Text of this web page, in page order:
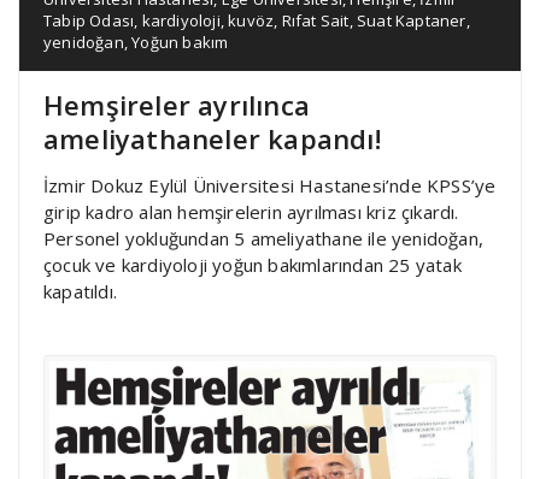
Tabip Odası, kardiyoloji,kuvöz, Rıfat Sait, Suat Kaptaner,
yenidoğan,Yoğun bakım
Hemşireler ayrılınca
ameliyathaneler kapandı!
İzmir Dokuz Eylül Üniversitesi Hastanesi’nde KPSS’ye
girip kadro alan hemşirelerin ayrılması kriz çıkardı.
Personel yokluğundan 5 ameliyathane ile yenidoğan,
çocuk ve kardiyoloji yoğun bakımlarından 25 yatak
kapatıldı.